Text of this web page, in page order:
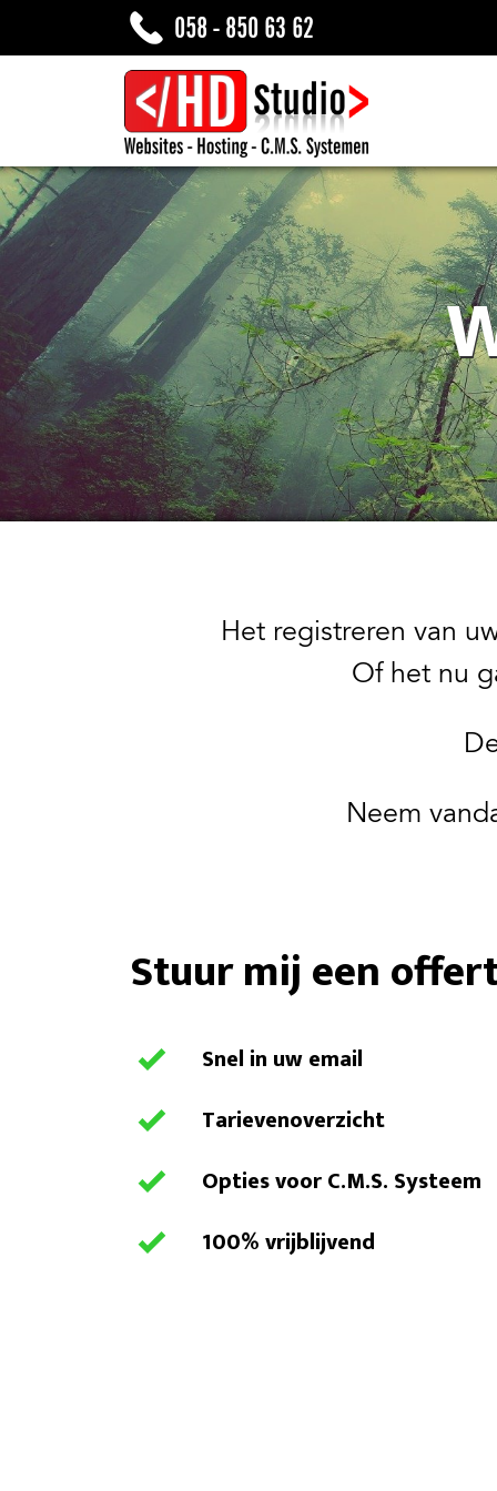
058 - 850 63 62
Het registreren van
Of het nu
Neem
Stuur mij een
Snel in uw email
Tarievenoverzicht
Opties voor C.M.S. Systeem
100% vrijblijvend